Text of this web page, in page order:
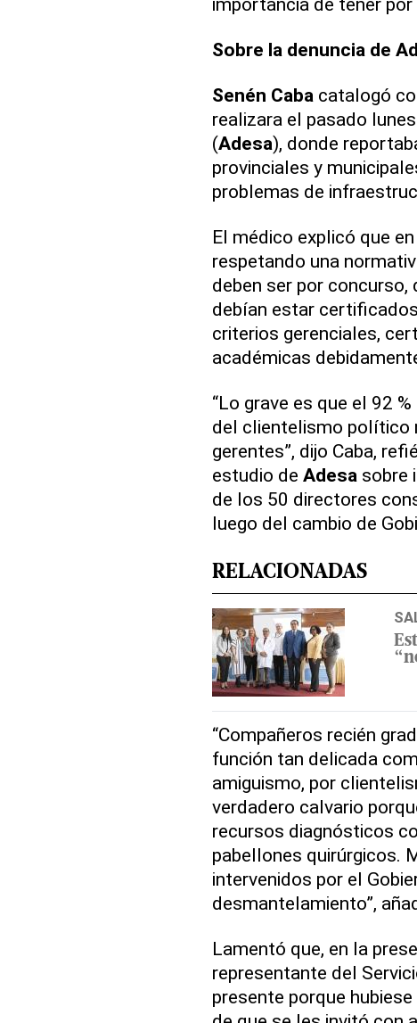
Sobre la denuncia de
Senén Cabacatalogó
realizara el pasado
(Adesa), donde
provinciales y
problemas de
El médico explicó que
respetando una
deben ser por
debían estar
criterios gerenciales,
académicas
“Lo grave es que el 92
del clientelismo político
gerentes”, dijo Caba,
estudio de Adesasobre
de los 50 directores
luego del cambio de
RELACIONADAS
“Compañeros recién
función tan delicada
amiguismo, por
verdadero calvario
recursos diagnósticos
pabellones quirúrgicos.
intervenidos por el
desmantelamiento”,
Lamentó que, en la
representante del
presente porque